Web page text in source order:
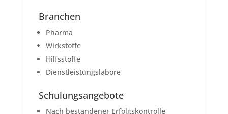
Branchen
Pharma
Wirkstoffe
Hilfsstoffe
Dienstleistungslabore
Schulungsangebote
Nach bestandener Erfolgskontrolle